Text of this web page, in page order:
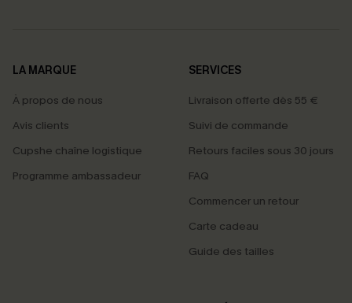
LA MARQUE
À propos de nous
Avis clients
Cupshe chaîne logistique
Programme ambassadeur
SERVICES
Livraison offerte dès 55 €
Suivi de commande
Retours faciles sous 30 jours
FAQ
Commencer un retour
Carte cadeau
Guide des tailles